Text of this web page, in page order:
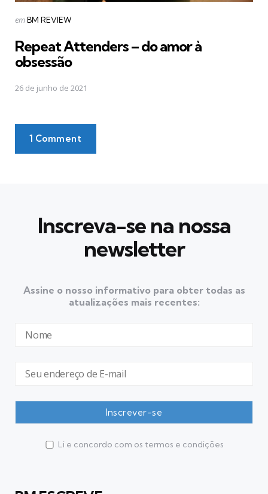
Postado
emBM REVIEW
Repeat Attenders – do amor à
obsessão
26 de junho de 2021
1 Comment
Inscreva-se na nossa
newsletter
Assine o nosso informativo para obter todas as
atualizações mais recentes:
Li e concordo com os termos e condições